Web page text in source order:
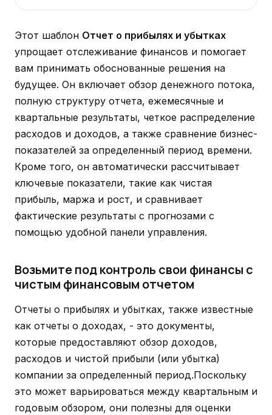
Этот шаблон Отчет о прибылях и убытках
упрощает отслеживание финансов и помогает
вам принимать обоснованные решения на
будущее. Он включает обзор денежного потока,
полную структуру отчета, ежемесячные и
квартальные результаты, четкое распределение
расходов и доходов, а также сравнение бизнес-
показателей за определенный период времени.
Кроме того, он автоматически рассчитывает
ключевые показатели, такие как чистая
прибыль, маржа и рост, и сравнивает
фактические результаты с прогнозами с
помощью удобной панели управления.
Возьмите под контроль свои финансы с
чистым финансовым отчетом
Отчеты о прибылях и убытках, также известные
как отчеты о доходах, - это документы,
которые предоставляют обзор доходов,
расходов и чистой прибыли (или убытка)
компании за определенный период.Поскольку
это может варьироваться между квартальным и
годовым обзором, они полезны для оценки